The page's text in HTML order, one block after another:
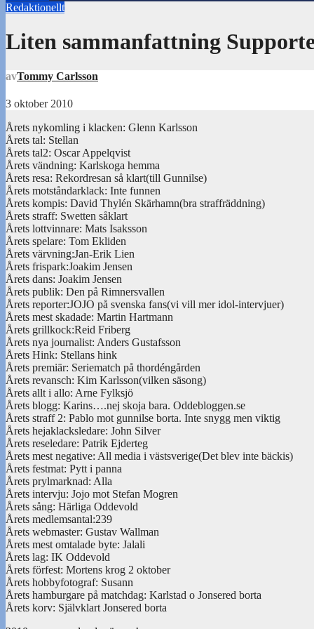
Redaktionellt
Liten sammanfattning
avTommy Carlsson
3 oktober 2010
Årets nykomling i klacken: Glenn Karlsson
Årets tal: Stellan
Årets tal2: Oscar Appelqvist
Årets vändning: Karlskoga hemma
Årets resa: Rekordresan så klart(till Gunnilse)
Årets motståndarklack: Inte funnen
Årets kompis: David Thylén Skärhamn(bra straffräddning)
Årets straff: Swetten såklart
Årets lottvinnare: Mats Isaksson
Årets spelare: Tom Ekliden
Årets värvning:Jan-Erik Lien
Årets frispark:Joakim Jensen
Årets dans: Joakim Jensen
Årets publik: Den på Rimnersvallen
Årets reporter:JOJO på svenska fans(vi vill mer idol-intervjuer)
Årets mest skadade: Martin Hartmann
Årets grillkock:Reid Friberg
Årets nya journalist: Anders Gustafsson
Årets Hink: Stellans hink
Årets premiär: Seriematch på thordéngården
Årets revansch: Kim Karlsson(vilken säsong)
Årets allt i allo: Arne Fylksjö
Årets blogg: Karins….nej skoja bara. Oddebloggen.se
Årets straff 2: Pablo mot gunnilse borta. Inte snygg men viktig
Årets hejaklacksledare: John Silver
Årets reseledare: Patrik Ejderteg
Årets mest negative: All media i västsverige(Det blev inte bäckis)
Årets festmat: Pytt i panna
Årets prylmarknad: Alla
Årets intervju: Jojo mot Stefan Mogren
Årets sång: Härliga Oddevold
Årets medlemsantal:239
Årets webmaster: Gustav Wallman
Årets mest omtalade byte: Jalali
Årets lag: IK Oddevold
Årets förfest: Mortens krog 2 oktober
Årets hobbyfotograf: Susann
Årets hamburgare på matchdag: Karlstad o Jonsered borta
Årets korv: Självklart Jonsered borta